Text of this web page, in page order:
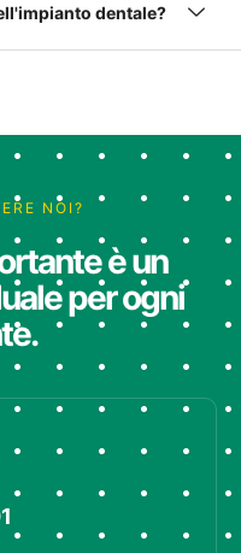
dentale?
NOI?
è un
per ogni